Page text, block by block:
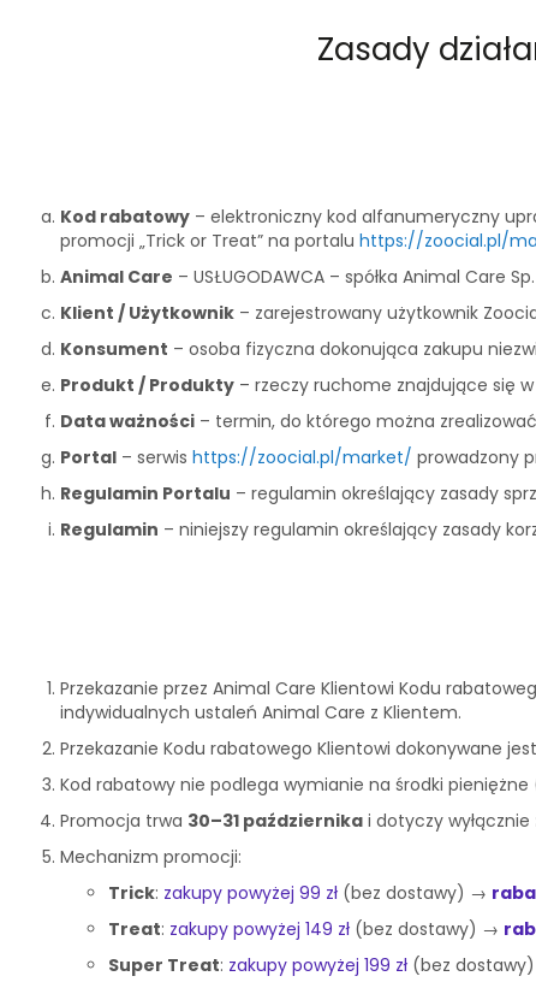
Zasady
Kod rabatowy – elektroniczny kod alfanumeryczny
promocji „Trick or Treat” na portalu https://zoocial.pl/
Animal Care – USŁUGODAWCA – spółka Animal Care
Klient / Użytkownik – zarejestrowany użytkownik
Konsument – osoba fizyczna dokonująca zakupu
Produkt / Produkty – rzeczy ruchome znajdujące się
Data ważności – termin, do którego można
Portal – serwis https://zoocial.pl/market/ prowadzony
Regulamin Portalu – regulamin określający zasady
Regulamin – niniejszy regulamin określający zasady
Przekazanie przez Animal Care Klientowi Kodu
indywidualnych ustaleń Animal Care z Klientem.
Przekazanie Kodu rabatowego Klientowi dokonywane
Kod rabatowy nie podlega wymianie na środki
Promocja trwa 30–31 października i dotyczy wyłącznie
Mechanizm promocji:
Trick: zakupy powyżej 99 zł (bez dostawy) →
Treat: zakupy powyżej 149 zł (bez dostawy) →
Super Treat: zakupy powyżej 199 zł (bez